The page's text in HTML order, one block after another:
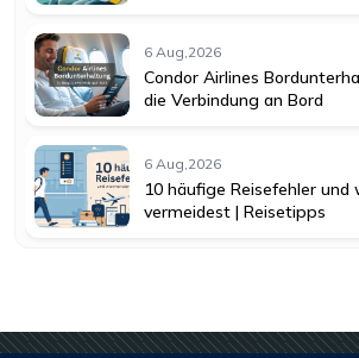
6 Aug,2026
Condor Airlines
die Verbindung an Bord
6 Aug,2026
10 häufige Reisefehler und
vermeidest | Reisetipps